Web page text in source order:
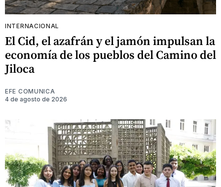
INTERNACIONAL
El Cid, el azafrán y el jamón impulsan la
economía de los pueblos del Camino del
Jiloca
EFE COMUNICA
4 de agosto de 2026